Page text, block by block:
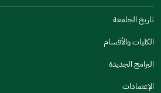
الإجابات كانت مرتبطة
تصميمه يجعله سهل القراءة
أخرى
تاريخ الجامعة
الكليات والأقسام
البرامج الجديدة
الإعتمادات